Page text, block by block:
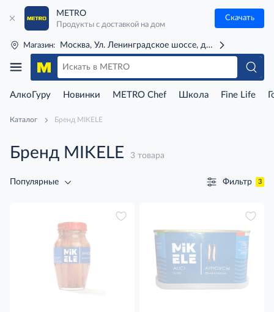
METRO
Продукты с доставкой на дом
Скачать
Магазин: Москва, Ул. Ленинградское шоссе, д. 71Г (м. Речной
АлкоГуру Новинки METRO Chef Школа Fine Life
Каталог Бренд MIKELE
Бренд MIKELE 3 товара
Популярные Фильтр 3